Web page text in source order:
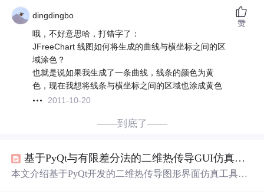
dingdingbo
哦，不好意思哈，打错字了：
JFreeChart 线图如何将生成的曲线与横坐标之间的区
域涂色？
也就是说如果我生成了一条曲线，线条的颜色为黄
色，现在我想将线条与横坐标之间的区域也涂成黄色
2011-10-20
赞
——到底了——
基于PyQt与有限差分法的二维热传导GUI仿真工具开发实践
本文介绍基于PyQt开发的二维热传导图形界面仿真工具，